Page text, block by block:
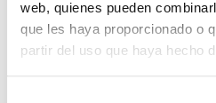
web, quienes pueden
que les haya proporcionado o
partir del uso que haya hecho
Un estudio revela que